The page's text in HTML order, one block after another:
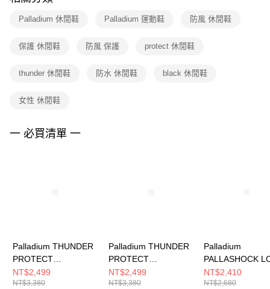
是否繳費成功／繳費後需取消欲退款等相關疑問，請聯繫「AFTEE先享後付
客戶支援中心」https://netprotections.freshdesk.com/support/home
１．透過由恩沛科技股份有限公司提供之「AFTEE先享後付」服務完成之交
權轉讓予恩沛科技股份有限公司。
３．未成年的使用者請事先徵得法定代理人或監護人之同意方可使用
４．使用「AFTEE先享後付」時，將依據個別帳號之用戶狀況，依本公司即
Palladium 休閒鞋 Palladium 運動鞋 防風 休閒鞋
保護 休閒鞋 防風 保護 protect 休閒鞋
thunder 休閒鞋 防水 休閒鞋 black 休閒鞋
女性 休閒鞋
一 必買清單 一
Palladium THUNDER
PROTECT
WP+~NATURAL
GREY 男女 休閒鞋
NT$2,499
NT$3,380
Palladium THUNDER
PROTECT
WP+~WOODLIN 男女
休閒鞋 74395209
NT$2,499
NT$3,380
Palladium
PALLASHOCK
WP+~BLACK/
男女 休閒鞋
NT$2,410
NT$2,680